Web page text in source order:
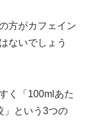
方がカフェイン
ないでしょう
く「100mlあた
」という3つの